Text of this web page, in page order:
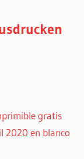
gratis
2020 en blanco